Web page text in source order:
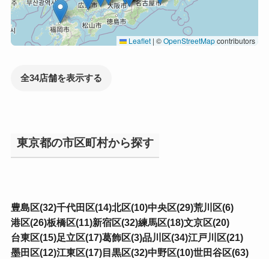
Leaflet | ©OpenStreetMapcontributors
全34店舗を表示する
東京都の市区町村から探す
豊島区(32)千代田区(14)北区(10)中央区(29)荒川区(6)
港区(26)板橋区(11)新宿区(32)練馬区(18)文京区(20)
台東区(15)足立区(17)葛飾区(3)品川区(34)江戸川区(21)
墨田区(12)江東区(17)目黒区(32)中野区(10)世田谷区(63)